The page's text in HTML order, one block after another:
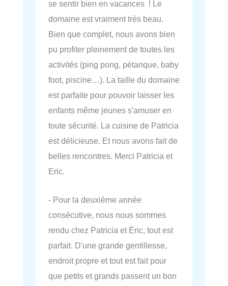
se sentir bien en vacances ! Le
domaine est vraiment très beau.
Bien que complet, nous avons bien
pu profiter pleinement de toutes les
activités (ping pong, pétanque, baby
foot, piscine…). La taille du domaine
est parfaite pour pouvoir laisser les
enfants même jeunes s'amuser en
toute sécurité. La cuisine de Patricia
est délicieuse. Et nous avons fait de
belles rencontres. Merci Patricia et
Eric.
- Pour la deuxième année
consécutive, nous nous sommes
rendu chez Patricia et Éric, tout est
parfait. D'une grande gentillesse,
endroit propre et tout est fait pour
que petits et grands passent un bon